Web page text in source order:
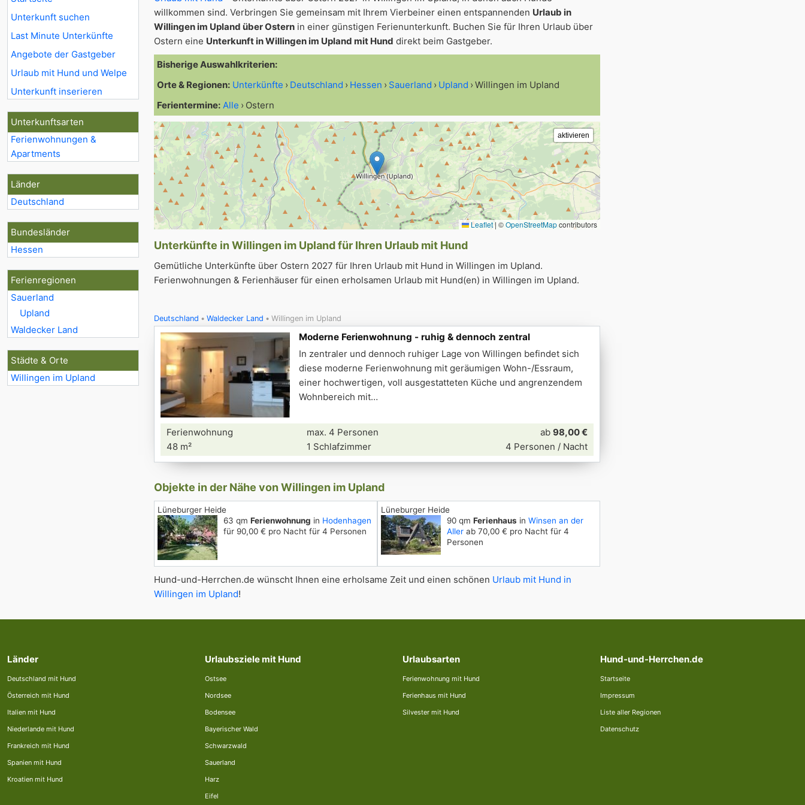
Unterkunft suchen
Last Minute Unterkünfte
Angebote der Gastgeber
Urlaub mit Hund und Welpe
Unterkunft inserieren
Unterkunftsarten
Ferienwohnungen &
Apartments
Länder
Deutschland
Bundesländer
Hessen
Ferienregionen
Sauerland
Upland
Waldecker Land
Städte & Orte
Willingen im Upland
willkommen sind. Verbringen Sie gemeinsam mit Ihrem Vierbeiner einen entspannenden Urlaub in
Willingen im Upland über Ostern in einer günstigen Ferienunterkunft. Buchen Sie für Ihren Urlaub über
Ostern eine Unterkunft in Willingen im Upland mit Hund direkt beim Gastgeber.
Bisherige Auswahlkriterien:
Orte & Regionen: Unterkünfte Deutschland Hessen Sauerland Upland
Willingen im Upland
Ferientermine: Alle Ostern
Leaflet | ©OpenStreetMapcontributors
Unterkünfte in Willingen im Upland für Ihren Urlaub mit Hund
Gemütliche Unterkünfte über Ostern 2027 für Ihren Urlaub mit Hund in Willingen im Upland.
Ferienwohnungen & Ferienhäuser für einen erholsamen Urlaub mit Hund(en) in Willingen im Upland.
Deutschland Waldecker Land Willingen im Upland
Moderne Ferienwohnung - ruhig & dennoch zentral
In zentraler und dennoch ruhiger Lage von Willingen befindet sich
diese moderne Ferienwohnung mit geräumigen Wohn-/Essraum,
einer hochwertigen, voll ausgestatteten Küche und angrenzendem
Wohnbereich mit
Ferienwohnung
48 m²
max. 4 Personen
1 Schlafzimmer
ab 98,00 €
4 Personen / Nacht
Objekte in der Nähe von Willingen im Upland
Lüneburger Heide
63 qm Ferienwohnung in Hodenhagen
für 90,00 € pro Nacht für 4 Personen
Lüneburger Heide
90 qm Ferienhaus in Winsen an der
Allerab 70,00 € pro Nacht für 4
Personen
Hund-und-Herrchen.de wünscht Ihnen eine erholsame Zeit und einen schönen Urlaub mit Hund in
Willingen im Upland!
Länder
Deutschland mit Hund
Österreich mit Hund
Italien mit Hund
Niederlande mit Hund
Frankreich mit Hund
Spanien mit Hund
Kroatien mit Hund
Urlaubsziele mit Hund
Ostsee
Nordsee
Bodensee
Bayerischer Wald
Schwarzwald
Sauerland
Harz
Eifel
Urlaubsarten
Ferienwohnung mit Hund
Ferienhaus mit Hund
Silvester mit Hund
Hund-und-Herrchen.de
Startseite
Impressum
Liste aller Regionen
Datenschutz